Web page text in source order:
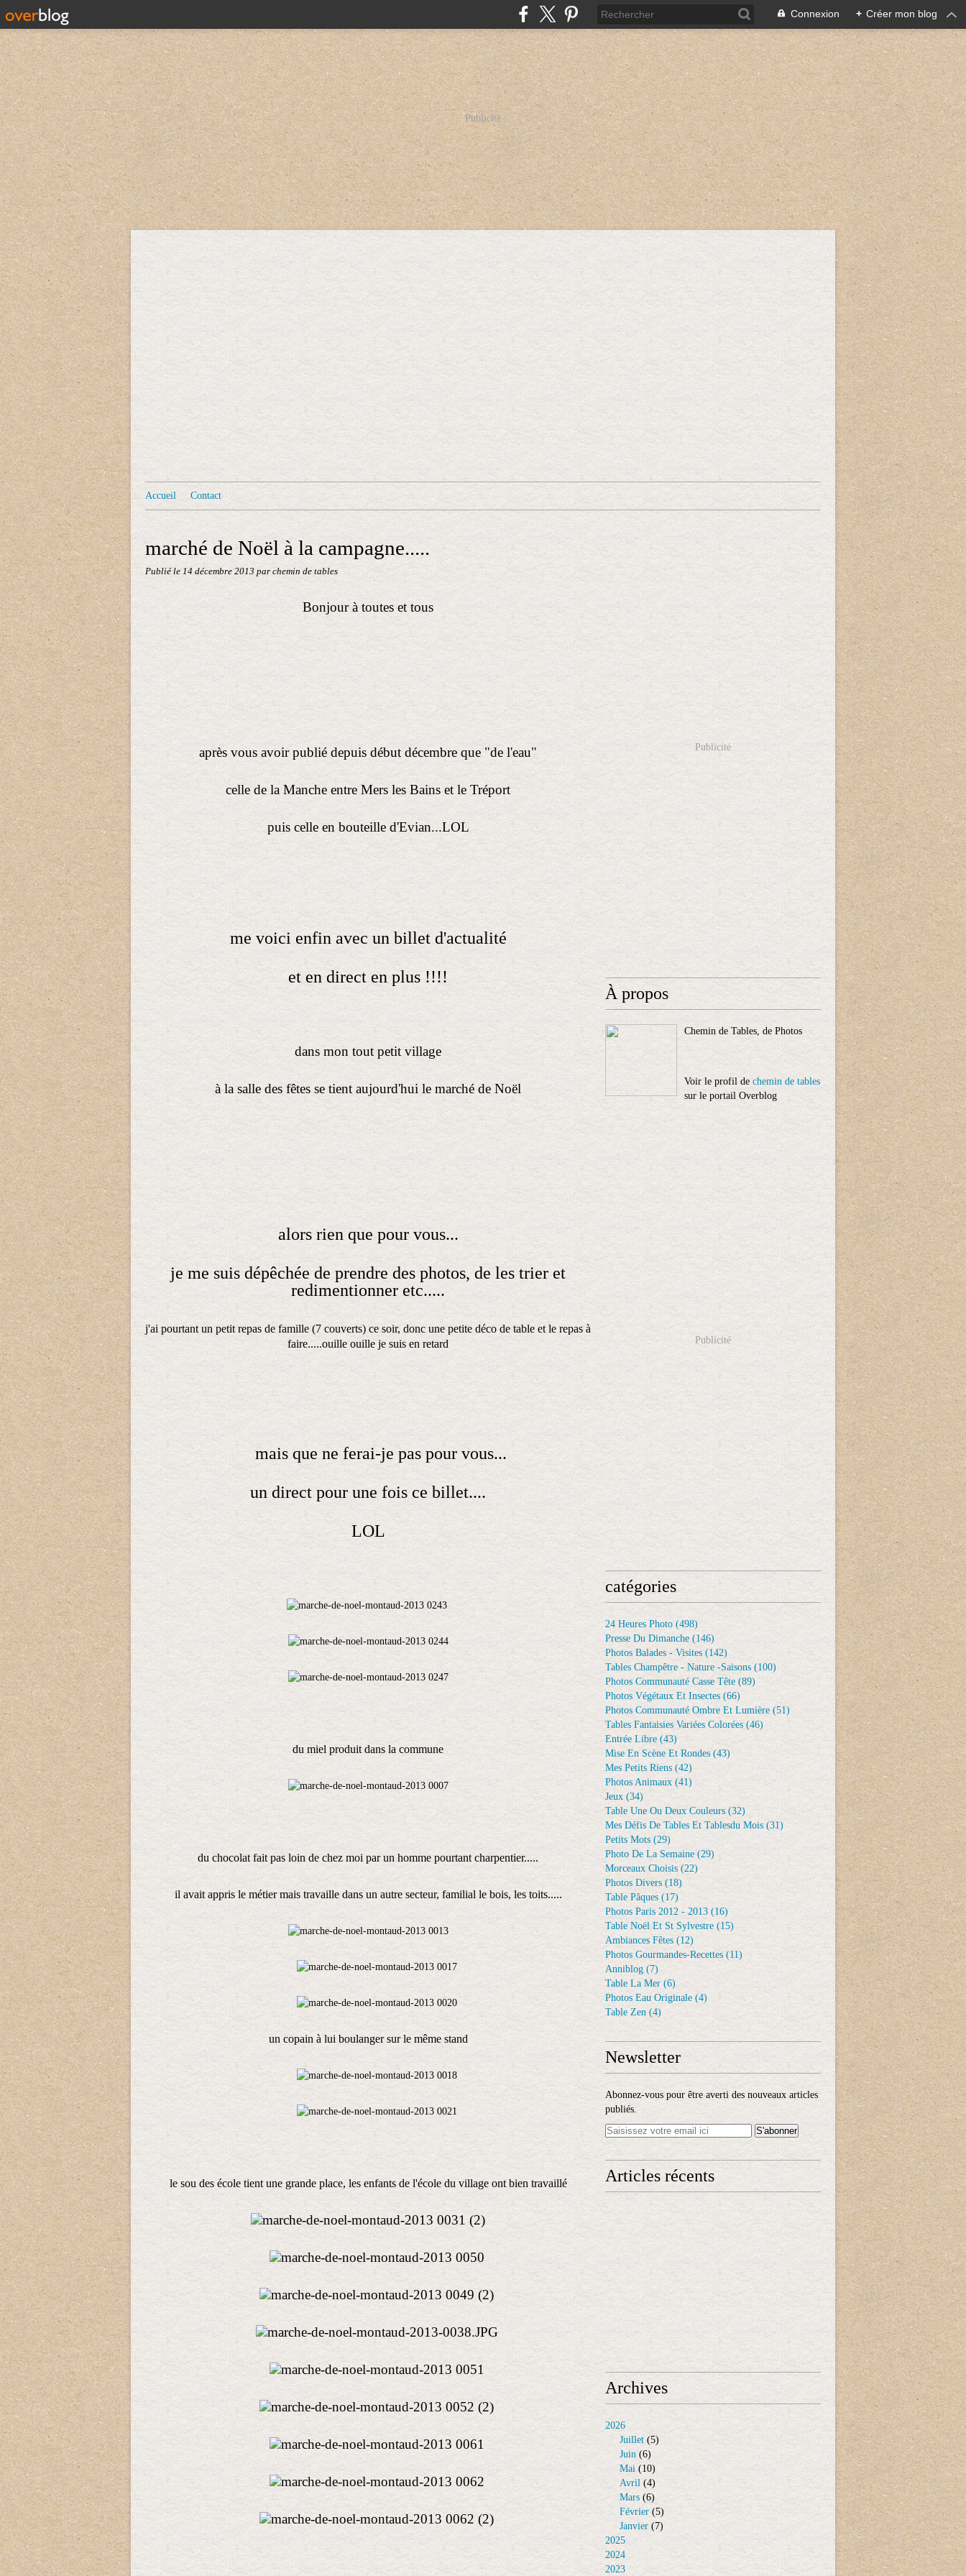
Connexion + Créer mon blog
Publicité
Accueil Contact
marché de Noël à la campagne.....
Publié le 14 décembre 2013 par chemin de tables
Bonjour à toutes et tous
après vous avoir publié depuis début décembre que "de l'eau"
celle de la Manche entre Mers les Bains et le Tréport
puis celle en bouteille d'Evian...LOL
me voici enfin avec un billet d'actualité
et en direct en plus !!!!
dans mon tout petit village
à la salle des fêtes se tient aujourd'hui le marché de Noël
alors rien que pour vous...
je me suis dépêchée de prendre des photos, de les trier et
redimentionner etc.....
j'ai pourtant un petit repas de famille (7 couverts) ce soir, donc une petite déco de table et le repas à
faire.....ouille ouille je suis en retard
mais que ne ferai-je pas pour vous...
un direct pour une fois ce billet....
LOL
du miel produit dans la commune
du chocolat fait pas loin de chez moi par un homme pourtant charpentier.....
il avait appris le métier mais travaille dans un autre secteur, familial le bois, les toits.....
un copain à lui boulanger sur le même stand
le sou des école tient une grande place, les enfants de l'école du village ont bien travaillé
Publicité
À propos
Chemin de Tables, de Photos
Voir le profil de chemin de tables
sur le portail Overblog
Publicité
catégories
24 Heures Photo (498)
Presse Du Dimanche (146)
Photos Balades - Visites (142)
Tables Champêtre - Nature -saisons (100)
Photos Communauté Casse Tête (89)
Photos Végétaux Et Insectes (66)
Photos Communauté Ombre Et Lumière (51)
Tables Fantaisies Variées Colorées (46)
Entrée Libre (43)
Mise En Scène Et Rondes (43)
Mes Petits Riens (42)
Photos Animaux (41)
Jeux (34)
Table Une Ou Deux Couleurs (32)
Mes Défis De Tables Et Tablesdu Mois (31)
Petits Mots (29)
Photo De La Semaine (29)
Morceaux Choisis (22)
Photos Divers (18)
Table Pâques (17)
Photos Paris 2012 - 2013 (16)
Table Noël Et St Sylvestre (15)
Ambiances Fêtes (12)
Photos Gourmandes-Recettes (11)
Anniblog (7)
Table La Mer (6)
Photos Eau Originale (4)
Table Zen (4)
Newsletter
Abonnez-vous pour être averti des nouveaux articles
publiés.
Articles récents
Archives
2026
Juillet (5)
Juin (6)
Mai (10)
Avril (4)
Mars (6)
Février (5)
Janvier (7)
2025
2024
2023